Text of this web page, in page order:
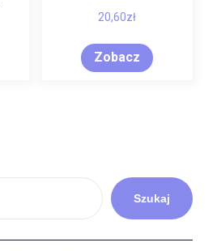
20,60zł
Zobacz
Szukaj